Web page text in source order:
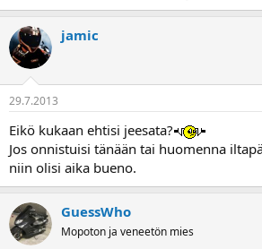
t
t
a
j
a
jamic
29.7.2013
Eikö kukaan ehtisi jeesata?
Jos onnistuisi tänään tai huomenna
niin olisi aika bueno.
GuessWho
Mopoton ja veneetön mies